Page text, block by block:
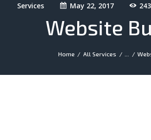
Services May 22, 2017
Website
Home All Services
ADMINISTRARE
SECURIZARE
PORTOFOLIU
UTILE